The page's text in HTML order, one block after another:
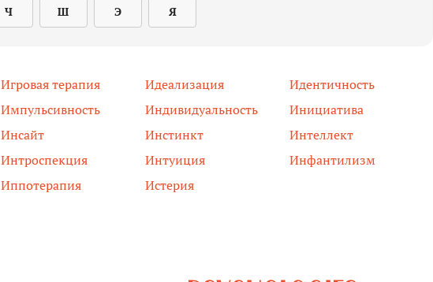
Ч Ш Э Я
Игровая терапия Идеализация
Идентичность
Импульсивность Индивидуальность
Инициатива
Инсайт Инстинкт
Интеллект
Интроспекция Интуиция
Инфантилизм
Иппотерапия Истерия